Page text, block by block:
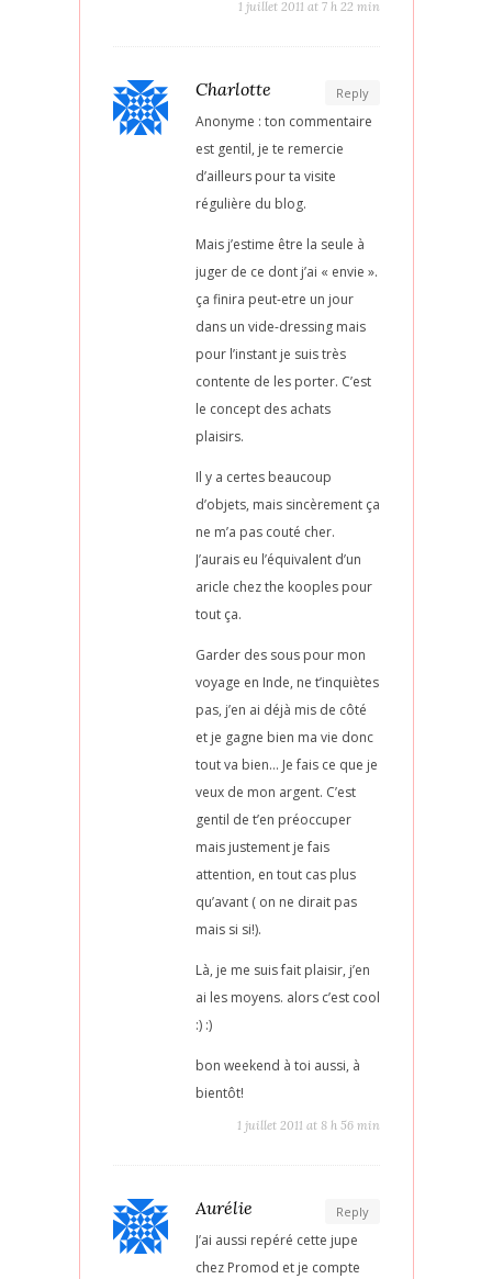
1 juillet 2011 at 7 h 22 min
Reply
Charlotte
Anonyme : ton commentaire
est gentil, je te remercie
d’ailleurs pour ta visite
régulière du blog.
Mais j’estime être la seule à
juger de ce dont j’ai « envie ».
ça finira peut-etre un jour
dans un vide-dressing mais
pour l’instant je suis très
contente de les porter. C’est
le concept des achats
plaisirs.
Il y a certes beaucoup
d’objets, mais sincèrement ça
ne m’a pas couté cher.
J’aurais eu l’équivalent d’un
aricle chez the kooples pour
tout ça.
Garder des sous pour mon
voyage en Inde, ne t’inquiètes
pas, j’en ai déjà mis de côté
et je gagne bien ma vie donc
tout va bien… Je fais ce que je
veux de mon argent. C’est
gentil de t’en préoccuper
mais justement je fais
attention, en tout cas plus
qu’avant ( on ne dirait pas
mais si si!).
Là, je me suis fait plaisir, j’en
ai les moyens. alors c’est cool
:) :)
bon weekend à toi aussi, à
bientôt!
1 juillet 2011 at 8 h 56 min
Reply
Aurélie
J’ai aussi repéré cette jupe
chez Promod et je compte